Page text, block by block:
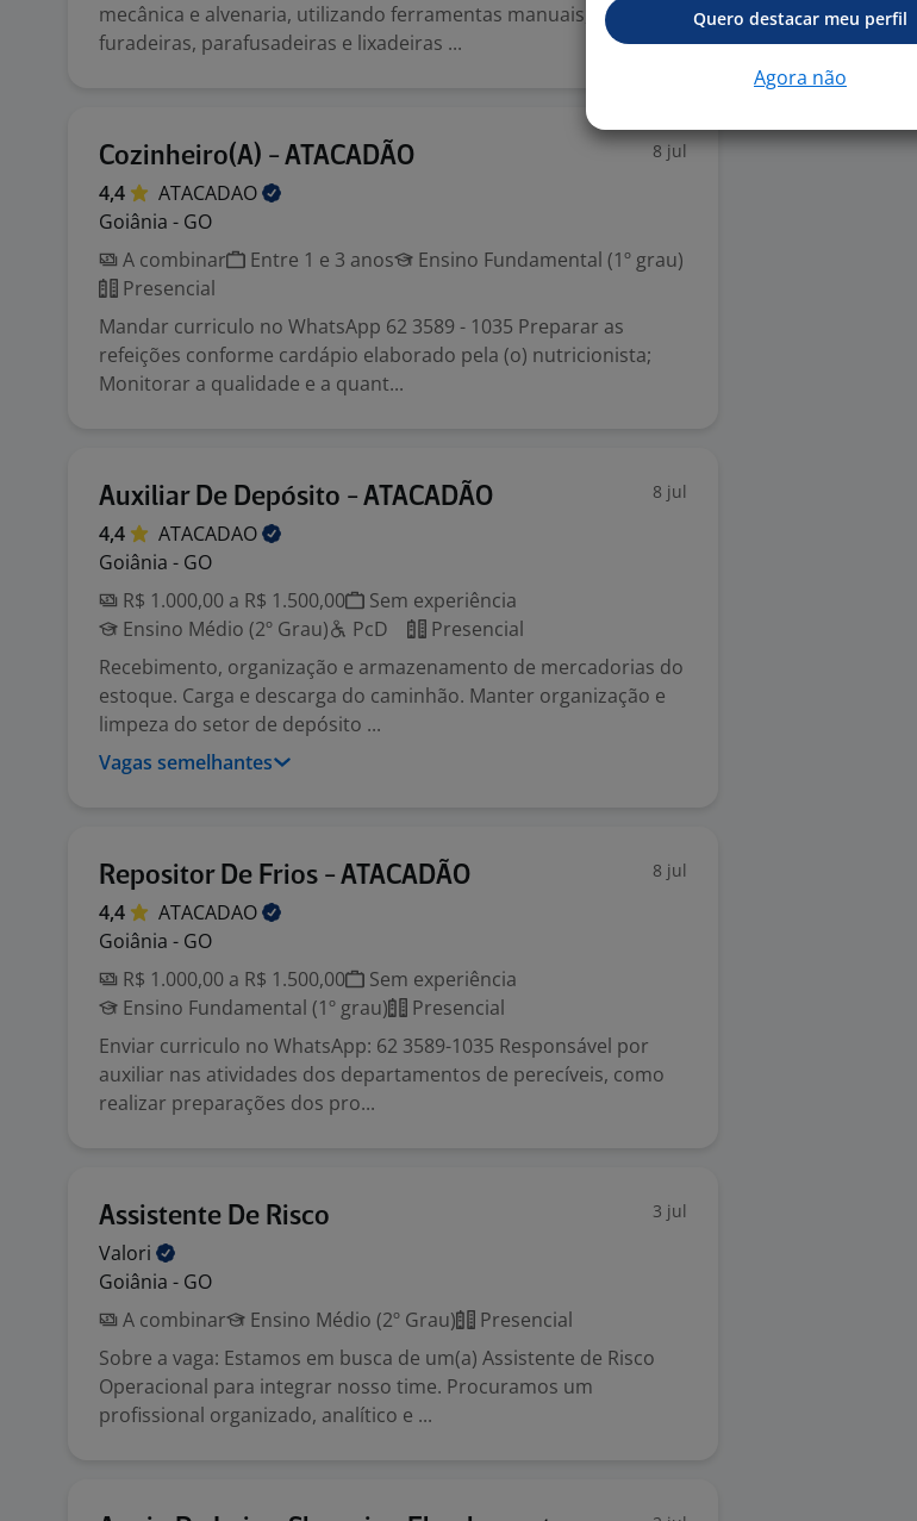
mecânica e alvenaria, utilizando ferramentas manuais,
furadeiras, parafusadeiras e lixadeiras ...
Cozinheiro(A) - ATACADÃO 8 jul
4,4
ATACADAO
Goiânia - GO
A combinar
Entre 1 e 3 anos
Ensino Fundamental (1º grau)
Presencial
Mandar curriculo no WhatsApp 62 3589 - 1035 Preparar as
refeições conforme cardápio elaborado pela (o) nutricionista;
Monitorar a qualidade e a quant...
Auxiliar De Depósito - ATACADÃO 8 jul
4,4
ATACADAO
Goiânia - GO
R$ 1.000,00 a R$ 1.500,00
Sem experiência
Ensino Médio (2º Grau)
PcD
Presencial
Recebimento, organização e armazenamento de mercadorias do
estoque. Carga e descarga do caminhão. Manter organização e
limpeza do setor de depósito ...
Vagas semelhantes
Repositor De Frios - ATACADÃO 8 jul
4,4
ATACADAO
Goiânia - GO
R$ 1.000,00 a R$ 1.500,00
Sem experiência
Ensino Fundamental (1º grau)
Presencial
Enviar curriculo no WhatsApp: 62 3589-1035 Responsável por
auxiliar nas atividades dos departamentos de perecíveis, como
realizar preparações dos pro...
Assistente De Risco 3 jul
Valori
Goiânia - GO
A combinar
Ensino Médio (2º Grau)
Presencial
Sobre a vaga: Estamos em busca de um(a) Assistente de Risco
Operacional para integrar nosso time. Procuramos um
profissional organizado, analítico e ...
Quero destacar meu perfil
Agora não